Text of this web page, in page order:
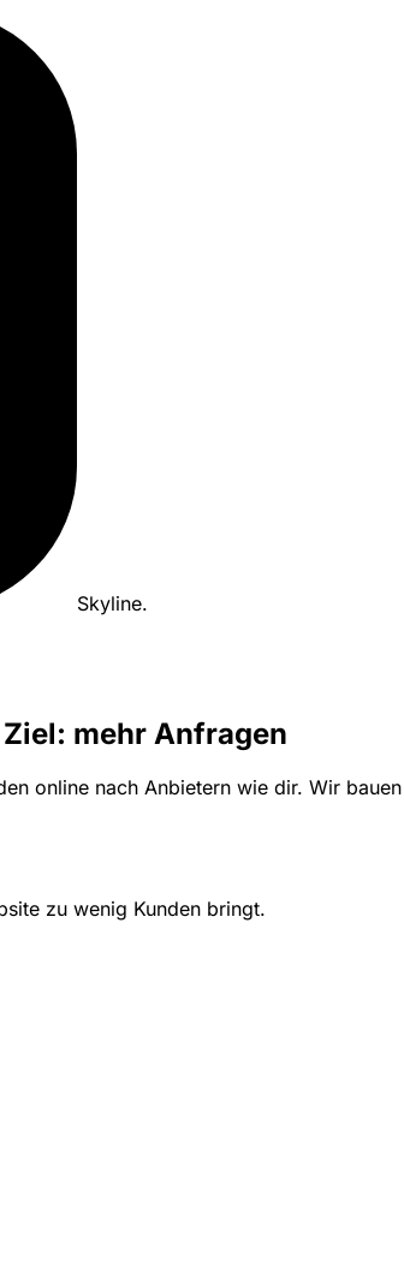
Skyline.
mehr Anfragen
online nach Anbietern wie dir. Wir
zu wenig Kunden bringt.